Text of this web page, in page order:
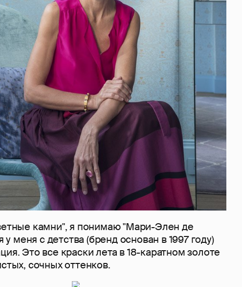
камни", я понимаю "Мари-Элен де
у меня с детства (бренд основан в 1997 году)
Это все краски лета в 18-каратном золоте
сочных оттенков.